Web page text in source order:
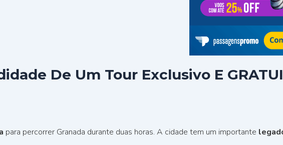
De Um Tour Exclusivo E
para percorrer Granada durante duas horas. A cidade tem um importante